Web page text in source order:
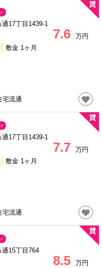
17丁目1439-1
7.6
万円
敷金 1ヶ月
宅流通
17丁目1439-1
7.7
万円
敷金 1ヶ月
宅流通
通15丁目764
8.5
万円